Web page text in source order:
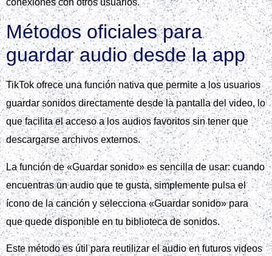
Métodos oficiales para
guardar audio desde la app
TikTok ofrece una función nativa que permite a los usuarios
guardar sonidos directamente desde la pantalla del video, lo
que facilita el acceso a los audios favoritos sin tener que
descargarse archivos externos.
La función de «Guardar sonido» es sencilla de usar: cuando
encuentras un audio que te gusta, simplemente pulsa el
ícono de la canción y selecciona «Guardar sonido» para
que quede disponible en tu biblioteca de sonidos.
Este método es útil para reutilizar el audio en futuros videos